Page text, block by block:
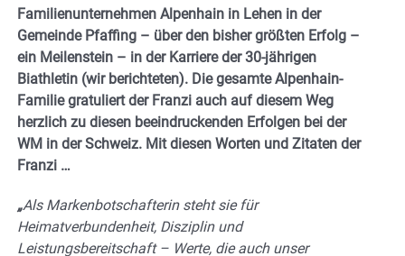
Familienunternehmen Alpenhain in Lehen in der
Gemeinde Pfaffing – über den bisher größten Erfolg –
ein Meilenstein – in der Karriere der 30-jährigen
Biathletin (wir berichteten). Die gesamte Alpenhain-
Familie gratuliert der Franzi auch auf diesem Weg
herzlich zu diesen beeindruckenden Erfolgen bei der
WM in der Schweiz. Mit diesen Worten und Zitaten der
Franzi …
„Als Markenbotschafterin steht sie für
Heimatverbundenheit, Disziplin und
Leistungsbereitschaft – Werte, die auch unser